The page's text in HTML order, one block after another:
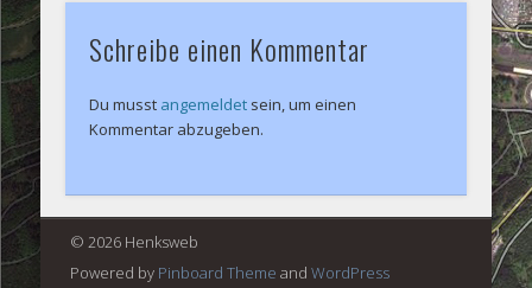
Schreibe einen Kommentar
Du musst angemeldetsein, um einen
Kommentar abzugeben.
© 2026 Henksweb
Powered by Pinboard Theme and WordPress